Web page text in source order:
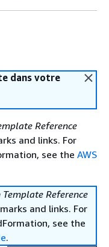
dans votre
Reference
and links. For
see the AWS
Reference
and links. For
see the
.